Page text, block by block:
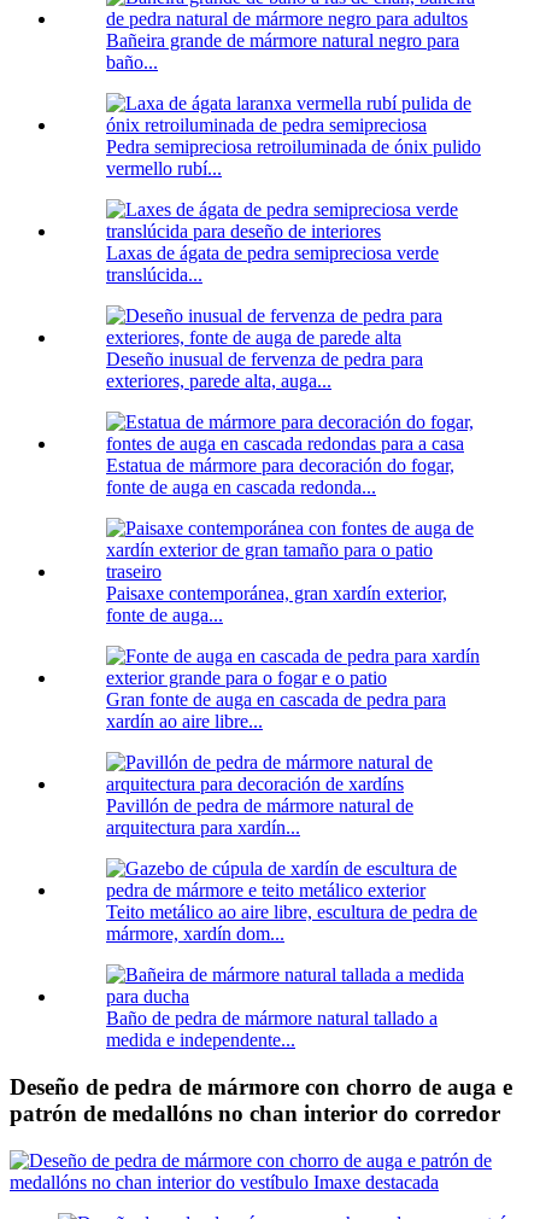
Bañeira grande de mármore natural negro para
baño...
Pedra semipreciosa retroiluminada de ónix pulido
vermello rubí...
Laxas de ágata de pedra semipreciosa verde
translúcida...
Deseño inusual de fervenza de pedra para
exteriores, parede alta, auga...
Estatua de mármore para decoración do fogar,
fonte de auga en cascada redonda...
Paisaxe contemporánea, gran xardín exterior,
fonte de auga...
Gran fonte de auga en cascada de pedra para
xardín ao aire libre...
Pavillón de pedra de mármore natural de
arquitectura para xardín...
Teito metálico ao aire libre, escultura de pedra de
mármore, xardín dom...
Baño de pedra de mármore natural tallado a
medida e independente...
Deseño de pedra de mármore con chorro de auga e
patrón de medallóns no chan interior do corredor